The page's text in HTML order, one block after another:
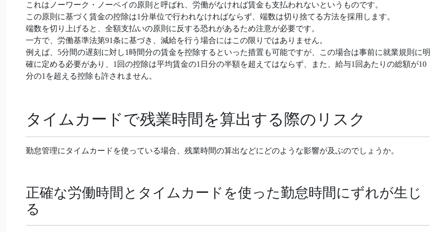
これはノーワーク・ノーペイの原則と呼ばれ、労働がなければ賃金も支払われないというものです。
この原則に基づく賃金の控除は1分単位で行われなければならず、端数は切り捨てる方法を採用します。
端数を切り上げると、全額支払いの原則に反する恐れがあるため注意が必要です。
一方で、労働基準法第91条に基づき、減給を行う場合にはこの限りではありません。
例えば、5分間の遅刻に対し1時間分の賃金を控除するといった措置も可能ですが、この場合は事前に就業規則に明
確に定める必要があり、1回の控除は平均賃金の1日分の半額を超えてはならず、また、給与1回あたりの総額が10
分の1を超える控除も許されません。
タイムカードで残業時間を算出する際のリスク
勤怠管理にタイムカードを使っている場合、残業時間の算出などにどのような影響が及ぶのでしょうか。
正確な労働時間とタイムカードを使った勤怠時間にずれが生じ
る